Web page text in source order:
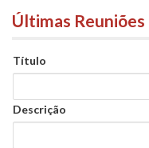
Últimas Reuniões
Título
Descrição